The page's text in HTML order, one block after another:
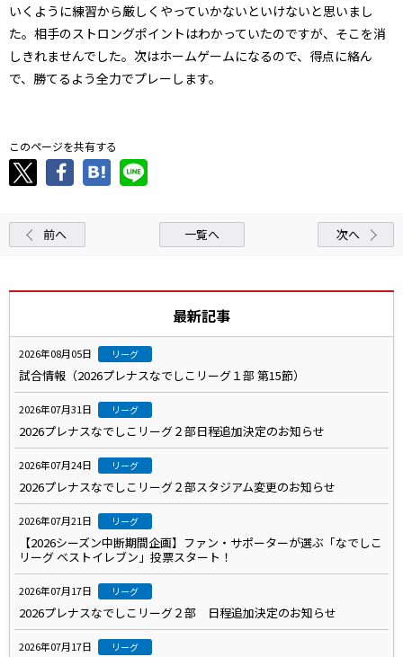
いくように練習から厳しくやっていかないといけないと思いまし
た。相手のストロングポイントはわかっていたのですが、そこを消
しきれませんでした。次はホームゲームになるので、得点に絡ん
で、勝てるよう全力でプレーします。
このページを共有する
前へ 一覧へ 次へ
最新記事
2026年08月05日 リーグ
試合情報（2026プレナスなでしこリーグ１部 第15節）
2026年07月31日 リーグ
2026プレナスなでしこリーグ２部日程追加決定のお知らせ
2026年07月24日 リーグ
2026プレナスなでしこリーグ２部スタジアム変更のお知らせ
2026年07月21日 リーグ
【2026シーズン中断期間企画】ファン・サポーターが選ぶ「なでしこ
リーグ ベストイレブン」投票スタート！
2026年07月17日 リーグ
2026プレナスなでしこリーグ２部 日程追加決定のお知らせ
2026年07月17日 リーグ